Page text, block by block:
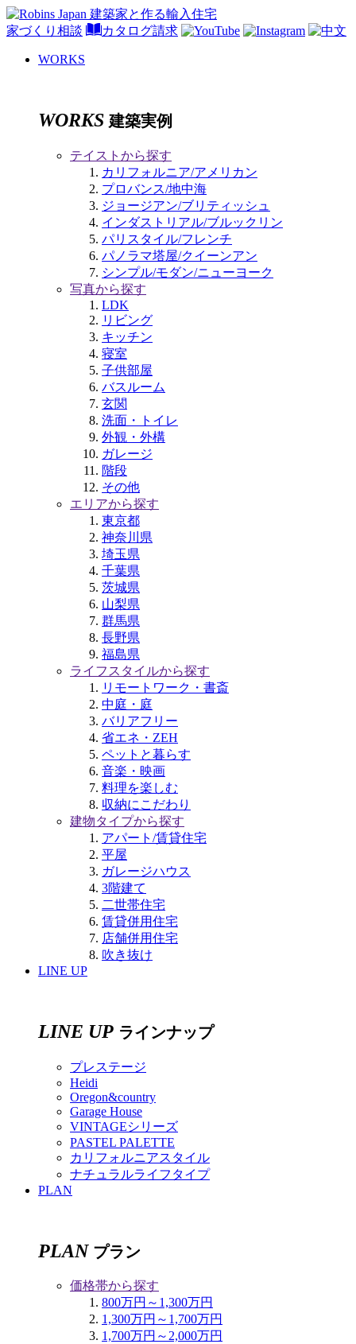
家づくり相談 カタログ請求
WORKS
WORKS 建築実例
テイストから探す
カリフォルニア/アメリカン
プロバンス/地中海
ジョージアン/ブリティッシュ
インダストリアル/ブルックリン
パリスタイル/フレンチ
パノラマ塔屋/クイーンアン
シンプル/モダン/ニューヨーク
写真から探す
LDK
リビング
キッチン
寝室
子供部屋
バスルーム
玄関
洗面・トイレ
外観・外構
ガレージ
階段
その他
エリアから探す
東京都
神奈川県
埼玉県
千葉県
茨城県
山梨県
群馬県
長野県
福島県
ライフスタイルから探す
リモートワーク・書斎
中庭・庭
バリアフリー
省エネ・ZEH
ペットと暮らす
音楽・映画
料理を楽しむ
収納にこだわり
建物タイプから探す
アパート/賃貸住宅
平屋
ガレージハウス
3階建て
二世帯住宅
賃貸併用住宅
店舗併用住宅
吹き抜け
LINE UP
LINE UP ラインナップ
プレステージ
Heidi
Oregon&country
Garage House
VINTAGEシリーズ
PASTEL PALETTE
カリフォルニアスタイル
ナチュラルライフタイプ
PLAN
PLAN プラン
価格帯から探す
800万円～1,300万円
1,300万円～1,700万円
1,700万円～2,000万円